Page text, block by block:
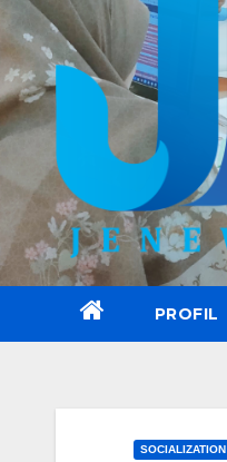
PROFIL
SOCIALIZATION